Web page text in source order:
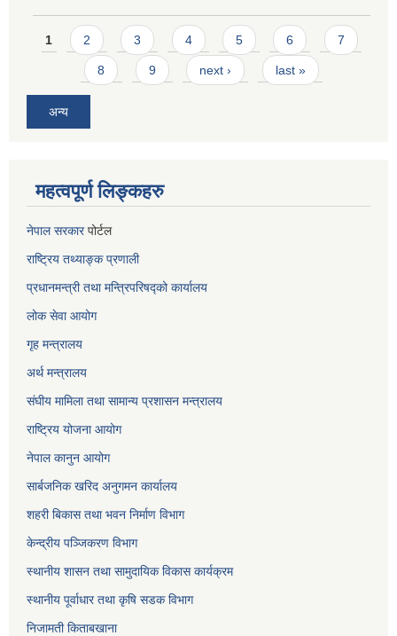
Pages
1 2 3 4 5 6 7
8 9 next › last »
अन्य
महत्वपूर्ण लिङ्कहरु
नेपाल सरकारपोर्टल
राष्ट्रिय तथ्याङ्क प्रणाली
प्रधानमन्त्री तथा मन्त्रिपरिषद्को कार्यालय
लोक सेवाआयोग
गृह मन्त्रालय
अर्थ मन्त्रालय
संघीय मामिला तथा सामान्य प्रशासन मन्त्रालय
राष्ट्रिय योजना आयोग
नेपाल कानुन आयोग
सार्बजनिक खरिद अनुगमन कार्यालय
शहरी बिकास तथा भवन निर्माण विभाग
केन्द्रीय पञ्जिकरण विभाग
स्थानीय शासन तथा सामुदायिक विकास कार्यक्रम
स्थानीय पूर्वाधार तथा कृषि सडक विभाग
निजामती किताबखाना